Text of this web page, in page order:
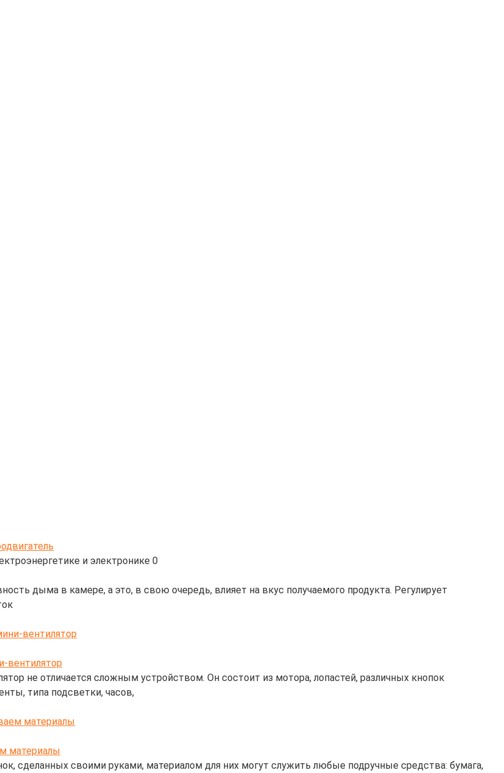
и электронике 0
дыма в камере, а это, в свою очередь, влияет на вкус получаемого продукта. Регулирует
вентилятор
не отличается сложным устройством. Он состоит из мотора, лопастей, различных кнопок
типа подсветки, часов,
материалы
сделанных своими руками, материалом для них могут служить любые подручные средства: бумага,